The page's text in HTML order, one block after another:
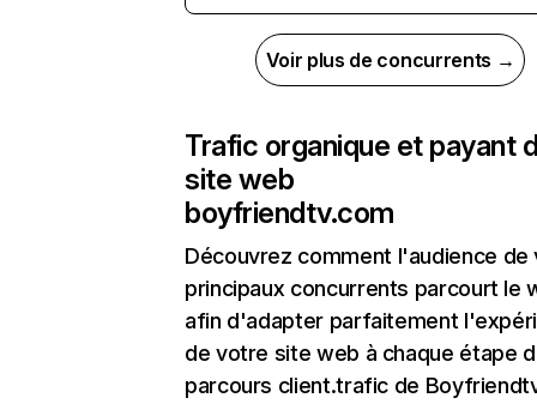
Voir plus de concurrents →
Trafic organique et payant
site web
boyfriendtv.com
Découvrez comment l'audience de
principaux concurrents parcourt le
afin d'adapter parfaitement
de votre site web à chaque étape
parcours client.trafic de